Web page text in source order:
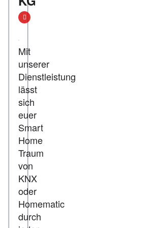
Mit
unserer
Dienstleistung
lässt
sich
euer
Smart
Home
Traum
von
KNX
oder
Homematic
durch